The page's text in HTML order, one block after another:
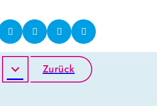
Zurück